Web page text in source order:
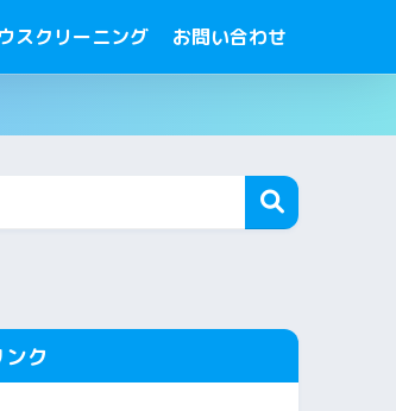
スクリーニング お問い合わせ
ク